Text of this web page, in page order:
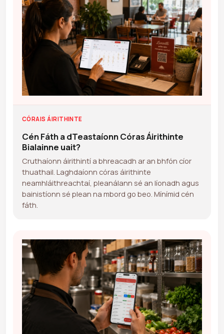
CÓRAIS ÁIRITHINTE
Cén Fáth a dTeastaíonn Córas Áirithinte
Bialainne uait?
Cruthaíonn áirithintí a bhreacadh ar an bhfón cíor
thuathail. Laghdaíonn córas áirithinte
neamhláithreachtaí, pleanálann sé an líonadh agus
bainistíonn sé plean na mbord go beo. Mínímid cén
fáth.